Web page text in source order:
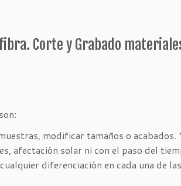
Corte y Grabado
modificar tamaños o acabados.
afectación solar ni con el paso del
diferenciación en cada una de